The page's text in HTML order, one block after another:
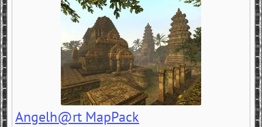
Angelh@rt MapPack